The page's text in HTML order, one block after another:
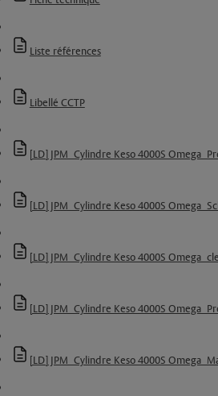
Liste références
Libellé CCTP
[LD] JPM_Cylindre Keso 4000S
[LD] JPM_Cylindre Keso 4000S
[LD] JPM_Cylindre Keso 4000S
[LD] JPM_Cylindre Keso 4000S
[LD] JPM_Cylindre Keso 4000S